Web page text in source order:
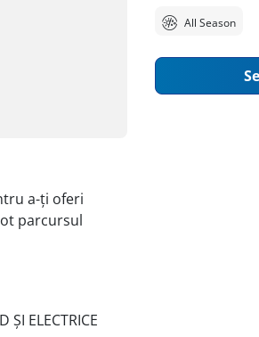
a-ți oferi
parcursul
ȘI ELECTRICE
All Season